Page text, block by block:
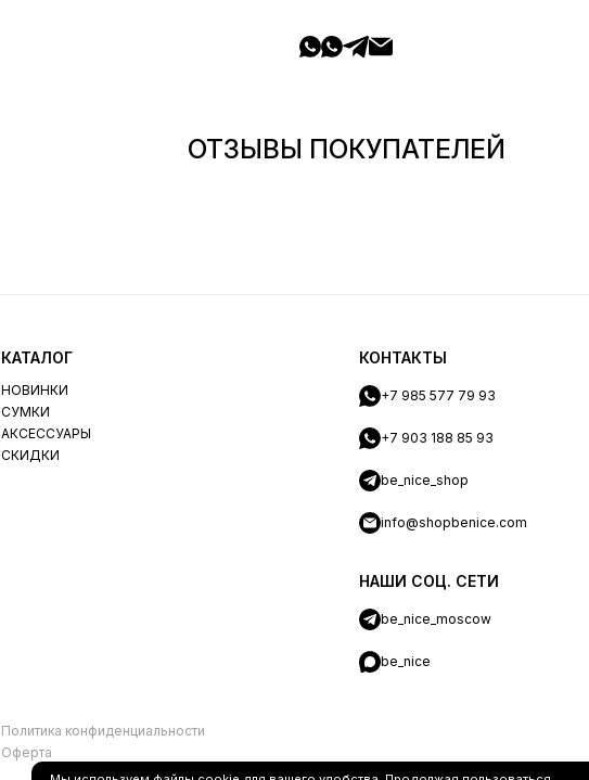
ОТЗЫВЫ ПОКУПАТЕЛЕЙ
КАТАЛОГ
НОВИНКИ
СУМКИ
АКСЕССУАРЫ
СКИДКИ
КОНТАКТЫ
+7 985 577 79 93
+7 903 188 85 93
be_nice_shop
info@shopbenice.com
НАШИ СОЦ. СЕТИ
be_nice_moscow
be_nice
Политика конфиденциальности
Оферта